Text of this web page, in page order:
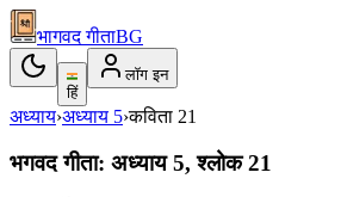
भागवद गीताBG
हिं
लॉग इन
अध्याय›अध्याय 5›कविता 21
भगवद गीता: अध्याय 5, श्लोक 21